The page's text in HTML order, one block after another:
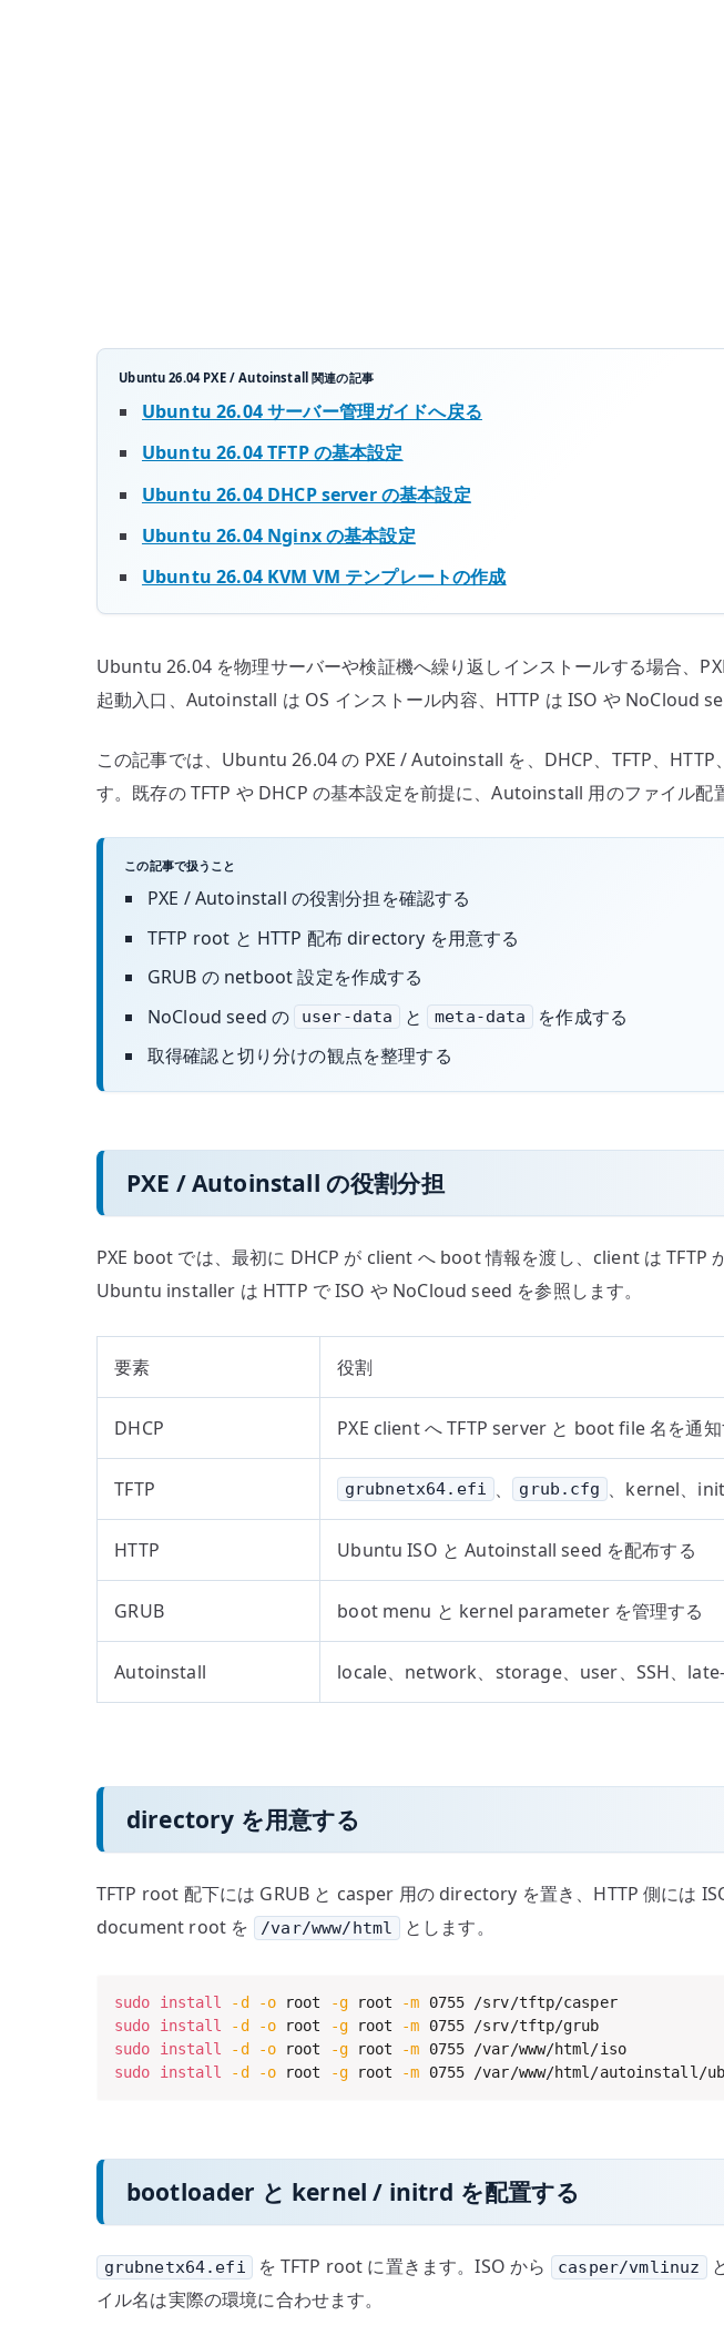
Ubuntu 26.04 PXE / Autoinstall 関連の記事
Ubuntu 26.04 サーバー管理ガイドへ戻る
Ubuntu 26.04 TFTP の基本設定
Ubuntu 26.04 DHCP server の基本設定
Ubuntu 26.04 Nginx の基本設定
Ubuntu 26.04 KVM VM テンプレートの作成
Ubuntu 26.04 を物理サーバーや検証機へ繰り返しインストールする場合、
起動入口、Autoinstall は OS インストール内容、HTTP は ISO や NoCloud
この記事では、Ubuntu 26.04 の PXE / Autoinstall を、DHCP、TFTP、HTTP
す。既存の TFTP や DHCP の基本設定を前提に、Autoinstall 用のファイル配
この記事で扱うこと
PXE / Autoinstall の役割分担を確認する
TFTP root と HTTP 配布 directory を用意する
GRUB の netboot 設定を作成する
NoCloud seed の
user-data と meta-data
を作成する
取得確認と切り分けの観点を整理する
PXE / Autoinstall の役割分担
PXE boot では、最初に DHCP が client へ boot 情報を渡し、client は
Ubuntu installer は HTTP で ISO や NoCloud seed を参照します。
要素 役割
DHCP PXE client へ TFTP server と boot file 名を通知
TFTP grubnetx64.efi 、 grub.cfg 、kernel、
HTTP Ubuntu ISO と Autoinstall seed を配布する
GRUB boot menu と kernel parameter を管理する
Autoinstall locale、network、storage、user、SSH、
directory を用意する
TFTP root 配下には GRUB と casper 用の directory を置き、HTTP 側には
document root を
/var/www/html とします。
sudo install -d -o root -g root -m
0755 /srv/tftp/casper
sudo
install -d -o root -g root -m
sudo
install -d -o root -g root -m
0755 /var/www/html/iso
sudo
install -d -o root -g root -m 0755 /var/www/html/autoinstall/
bootloader と kernel / initrd を配置する
grubnetx64.efi を TFTP root に置きます。ISO から casper/vmlinuz
イル名は実際の環境に合わせます。